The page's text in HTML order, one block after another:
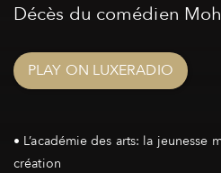
Décès du comédien
PLAY ON LUXERADIO
• L’académie des arts: la
création